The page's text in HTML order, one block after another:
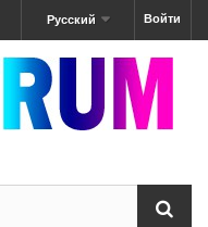
Войти
Русский